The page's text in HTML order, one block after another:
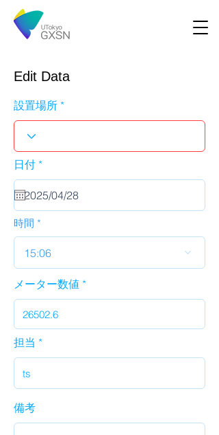
Edit Data
設置場所
日付 *r
u
i
d
時間
15:06
メーター数値
担当
備考